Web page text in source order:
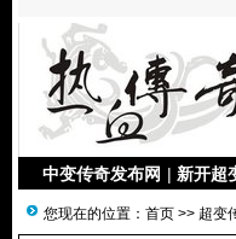
中变传奇发布网 | 新开超
您现在的位置： 首页 >> 超变